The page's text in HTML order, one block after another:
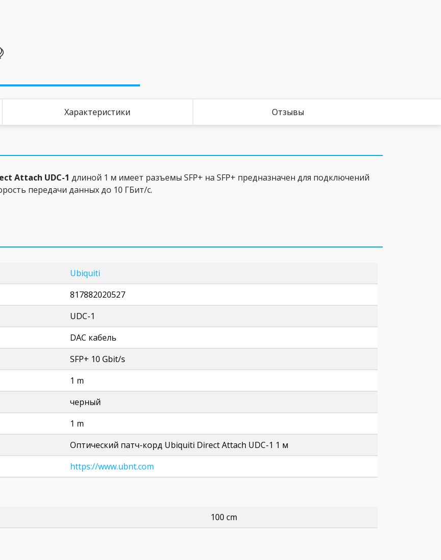
Характеристики Отзывы
Attach UDC-1 длиной 1 м имеет разъемы SFP+ на SFP+ предназначен для подключений
передачи данных до 10 ГБит/с.
Ubiquiti
817882020527
UDC-1
DAC кабель
SFP+ 10 Gbit/s
1 m
черный
1 m
Оптический патч-корд Ubiquiti Direct Attach UDC-1 1 м
https://www.ubnt.com
100 cm